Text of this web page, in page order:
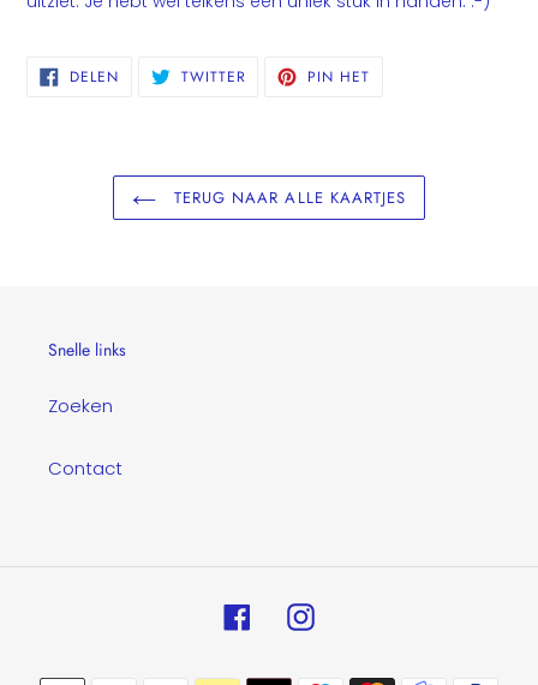
DELENDELEN
OP TWITTER TWITTEREN
OP PIN HET
TERUG NAAR ALLE KAARTJES
Snelle links
Zoeken
Contact
FacebookInstagram
Betaalmethoden